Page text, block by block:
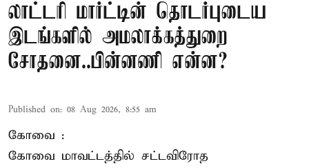
லாட்டரி மார்ட்டின் தொடர்புடைய
இடங்களில் அமலாக்கத்துறை
சோதனை..பின்னணி என்ன?
Published on: 08 Aug 2026, 8:55 am
கோவை :
கோவை மாவட்டத்தில் சட்டவிரோத